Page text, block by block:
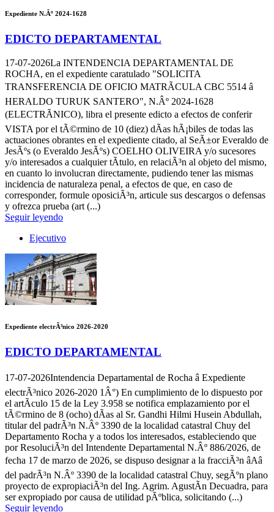
Expediente N.Âº 2024-1628
EDICTO DEPARTAMENTAL
17-07-2026La INTENDENCIA DEPARTAMENTAL DE
ROCHA, en el expediente caratulado "SOLICITA
TRANSFERENCIA DE OFICIO MATRÃCULA CBC 5514 â
HERALDO TURUK SANTERO", N.Âº 2024-1628
(ELECTRÃNICO), libra el presente edicto a efectos de conferir
VISTA por el tÃ©rmino de 10 (diez) dÃ­as hÃ¡biles de todas las
actuaciones obrantes en el expediente citado, al SeÃ±or Everaldo de
JesÃºs (o Everaldo JesÃºs) COELHO OLIVEIRA y/o sucesores
y/o interesados a cualquier tÃ­tulo, en relaciÃ³n al objeto del mismo,
en cuanto lo involucran directamente, pudiendo tener las mismas
incidencia de naturaleza penal, a efectos de que, en caso de
corresponder, formule oposiciÃ³n, articule sus descargos o defensas
y ofrezca prueba (art (...)
Seguir leyendo
Ejecutivo
Expediente electrÃ³nico 2026-2020
EDICTO DEPARTAMENTAL
17-07-2026Intendencia Departamental de Rocha â Expediente
electrÃ³nico 2026-2020 1Â°) En cumplimiento de lo dispuesto por
el artÃ­culo 15 de la Ley 3.958 se notifica emplazamiento por el
tÃ©rmino de 8 (ocho) dÃ­as al Sr. Gandhi Hilmi Husein Abdullah,
titular del padrÃ³n N.Âº 3390 de la localidad catastral Chuy del
Departamento Rocha y a todos los interesados, estableciendo que
por ResoluciÃ³n del Intendente Departamental N.Âº 886/2026, de
fecha 17 de marzo de 2026, se dispuso designar a la fracciÃ³n âAâ
del padrÃ³n N.Âº 3390 de la localidad catastral Chuy, segÃºn plano
proyecto de expropiaciÃ³n del Ing. Agrim. AgustÃ­n Decuadra, para
ser expropiado por causa de utilidad pÃºblica, solicitando (...)
Seguir leyendo